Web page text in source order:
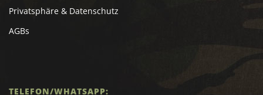
Privatsphäre & Datenschutz
AGBs
TELEFON/WHATSAPP: